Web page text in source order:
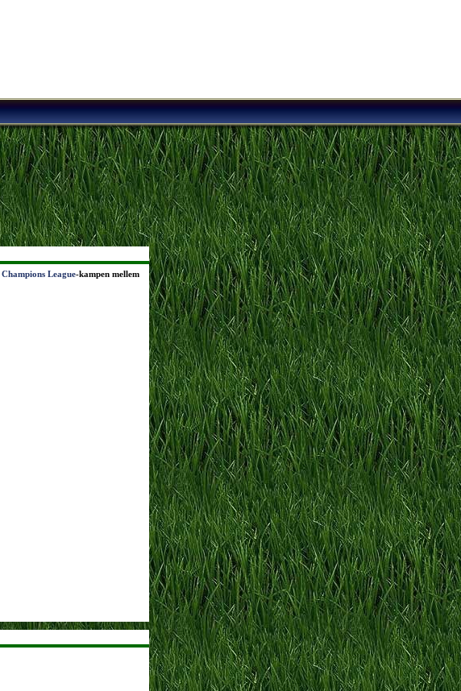
Champions League-kampen mellem